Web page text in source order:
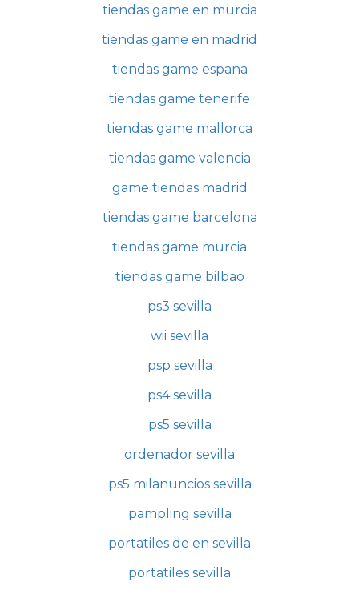
tiendas game en murcia
tiendas game en madrid
tiendas game espana
tiendas game tenerife
tiendas game mallorca
tiendas game valencia
game tiendas madrid
tiendas game barcelona
tiendas game murcia
tiendas game bilbao
ps3 sevilla
wii sevilla
psp sevilla
ps4 sevilla
ps5 sevilla
ordenador sevilla
ps5 milanuncios sevilla
pampling sevilla
portatiles de en sevilla
portatiles sevilla